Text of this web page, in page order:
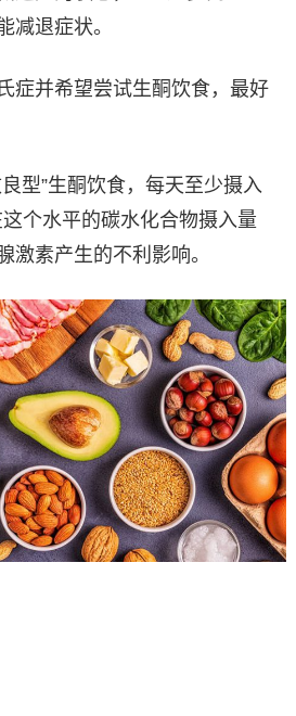
减退症状。
症并希望尝试生酮饮食，最好
型”生酮饮食，每天至少摄入
个水平的碳水化合物摄入量
激素产生的不利影响。